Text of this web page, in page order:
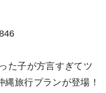
た子が方言すぎてツ
旅行プランが登場！